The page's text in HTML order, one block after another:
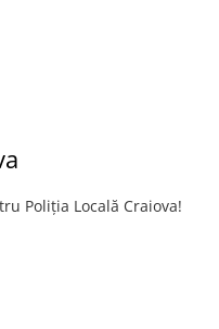
Poliția Locală Craiova!